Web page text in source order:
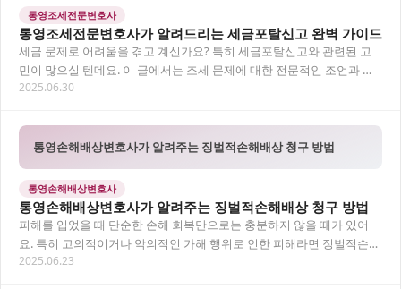
통영조세전문변호사
통영조세전문변호사가 알려드리는 세금포탈신고 완벽 가이드
세금 문제로 어려움을 겪고 계신가요? 특히 세금포탈신고와 관련된 고
민이 많으실 텐데요. 이 글에서는 조세 문제에 대한 전문적인 조언과 함
께 세금포탈신고에 관한 모든 것을 알기 쉽게…
2025.06.30
통영손해배상변호사가 알려주는 징벌적손해배상 청구 방법
통영손해배상변호사
통영손해배상변호사가 알려주는 징벌적손해배상 청구 방법
피해를 입었을 때 단순한 손해 회복만으로는 충분하지 않을 때가 있어
요. 특히 고의적이거나 악의적인 가해 행위로 인한 피해라면 징벌적손해
배상을 통해 더 강력한 구제를 받을 수 있습니…
2025.06.23